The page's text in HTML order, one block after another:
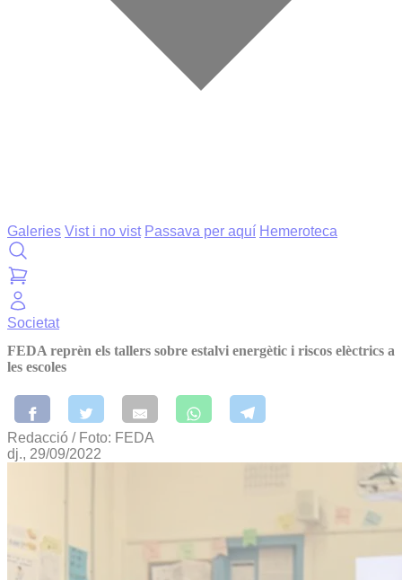
Galeries Vist i no vist Passava per aquí Hemeroteca
Societat
FEDA reprèn els tallers sobre estalvi energètic i riscos elèctrics a
les escoles
Redacció / Foto: FEDA
dj., 29/09/2022